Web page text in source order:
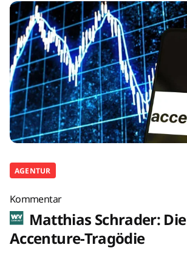
AGENTUR
Kommentar
Matthias Schrader: Die
Accenture-Tragödie